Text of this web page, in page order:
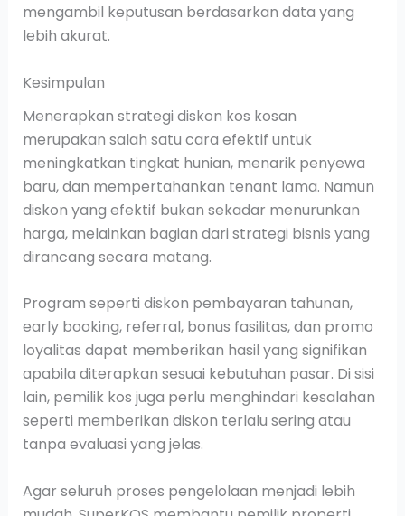
mengambil keputusan berdasarkan data yang
lebih akurat.
Kesimpulan
Menerapkan strategi diskon kos kosan
merupakan salah satu cara efektif untuk
meningkatkan tingkat hunian, menarik penyewa
baru, dan mempertahankan tenant lama. Namun
diskon yang efektif bukan sekadar menurunkan
harga, melainkan bagian dari strategi bisnis yang
dirancang secara matang.
Program seperti diskon pembayaran tahunan,
early booking, referral, bonus fasilitas, dan promo
loyalitas dapat memberikan hasil yang signifikan
apabila diterapkan sesuai kebutuhan pasar. Di sisi
lain, pemilik kos juga perlu menghindari kesalahan
seperti memberikan diskon terlalu sering atau
tanpa evaluasi yang jelas.
Agar seluruh proses pengelolaan menjadi lebih